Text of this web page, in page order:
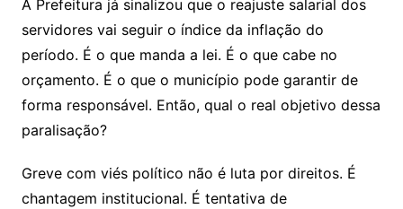
A Prefeitura já sinalizou que o reajuste salarial dos
servidores vai seguir o índice da inflação do
período. É o que manda a lei. É o que cabe no
orçamento. É o que o município pode garantir de
forma responsável. Então, qual o real objetivo dessa
paralisação?
Greve com viés político não é luta por direitos. É
chantagem institucional. É tentativa de